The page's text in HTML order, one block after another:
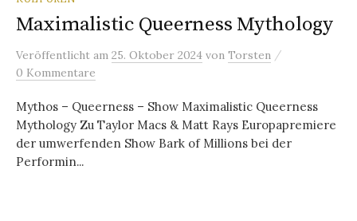
Maximalistic Queerness Mythology
Veröffentlicht am 25. Oktober 2024 von Torsten /
0 Kommentare
Mythos – Queerness – Show Maximalistic Queerness
Mythology Zu Taylor Macs & Matt Rays Europapremiere
der umwerfenden Show Bark of Millions bei der
Performin...